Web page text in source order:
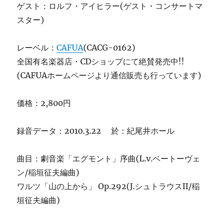
ゲスト：ロルフ・アイヒラー(ゲスト・コンサートマ
スター)
レーベル：CAFUA(CACG-0162)
全国有名楽器店・CDショップにて絶賛発売中!!
(CAFUAホームページより通信販売も行っています)
価格：2,800円
録音データ：2010.3.22 於：紀尾井ホール
曲目：劇音楽「エグモント」序曲(L.v.ベートーヴェ
ン/稲垣征夫編曲)
ワルツ「山の上から」 Op.292(J.シュトラウスII/稲
垣征夫編曲)